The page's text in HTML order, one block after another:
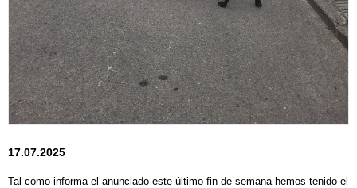
17.07.2025
Tal como informa el anunciado este último fin de semana hemos tenido el